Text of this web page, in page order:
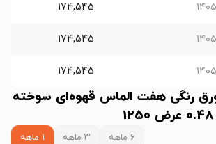
۱۲ 174,545
۱۴ 174,545
۱۷ 174,545
رنگی هفت الماس قهوه‌ای سوخته
۶ ماهه ۳ ماهه ۱ ماهه